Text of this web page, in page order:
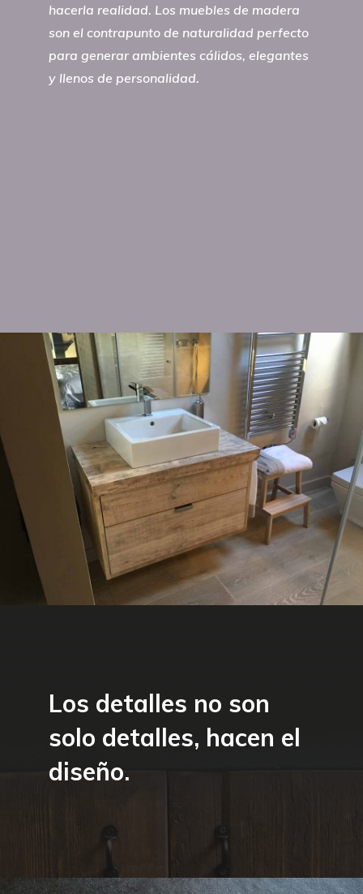
hacerla realidad. Los muebles de madera
son el contrapunto de naturalidad perfecto
para generar ambientes cálidos, elegantes
y llenos de personalidad.
Los detalles no son
solo detalles, hacen el
diseño.